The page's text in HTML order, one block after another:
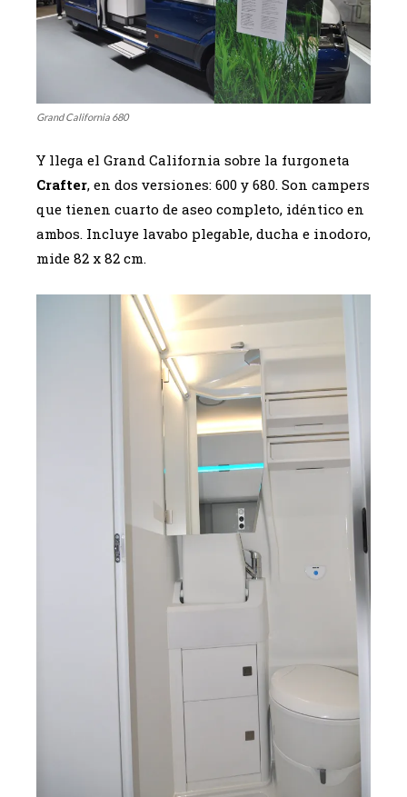
Grand California 680
Y llega el Grand California sobre la furgoneta
Crafter, en dos versiones: 600 y 680. Son campers
que tienen cuarto de aseo completo, idéntico en
ambos. Incluye lavabo plegable, ducha e inodoro,
mide 82 x 82 cm.